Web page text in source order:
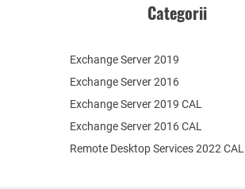
Categorii
Exchange Server 2019
Exchange Server 2016
Remote Desktop Services 2022 CAL
Exchange Server 2019 CAL
Exchange Server 2016 CAL